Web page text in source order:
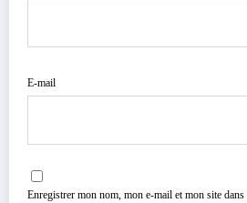
E-mail
Enregistrer mon nom, mon e-mail et mon site